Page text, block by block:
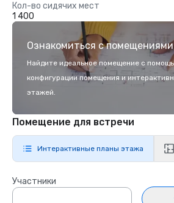
Кол-во сидячих мест
1 400
Ознакомиться с
Найдите идеальное помещение с
конфигурации помещения и
этажей.
Помещение для встречи
Интерактивные планы этажа
Участники